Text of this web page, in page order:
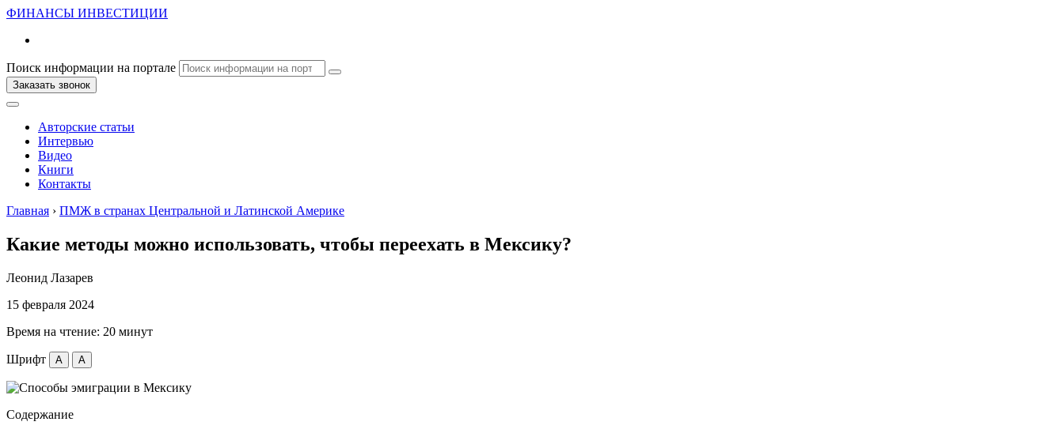
ФИНАНСЫ ИНВЕСТИЦИИ
Поиск информации на портале
Заказать звонок
Авторские статьи
Интервью
Видео
Книги
Контакты
Главная › ПМЖ в странах Центральной и Латинской Америке
Какие методы можно использовать, чтобы переехать в Мексику?
Леонид Лазарев
15 февраля 2024
Время на чтение: 20 минут
Шрифт A A
Содержание